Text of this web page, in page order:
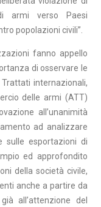
armi verso Paesi
popolazioni civili”.
fanno appello
di osservare le
internazionali,
delle armi (ATT)
all’unanimità
ad analizzare
sulle esportazioni di
ed approfondito
della società civile,
anche a partire da
all’attenzione del